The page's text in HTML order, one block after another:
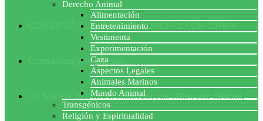
COMENZÓ EL ACUERDO PORCINO CON CHINA
Coronavirus y Veganismo
LA MAFIA TÓXICA: Entrevista con Gilles-Eric Séralini,
Derecho Animal
Alimentación
Entretenimiento
Vestimenta
Experimentación
Caza
Aspectos Legales
Animales Marinos
Mundo Animal
Transgénicos
Religión y Espiritualidad